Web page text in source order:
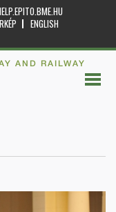
ENGLISH
AND RAILWAY